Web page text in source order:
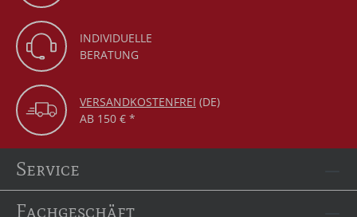
INDIVIDUELLE
BERATUNG
VERSANDKOSTENFREI (DE)
AB 150 € *
Service
Fachgeschäft